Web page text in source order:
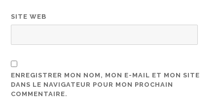
SITE WEB
ENREGISTRER MON NOM, MON E-MAIL ET MON SITE
DANS LE NAVIGATEUR POUR MON PROCHAIN
COMMENTAIRE.